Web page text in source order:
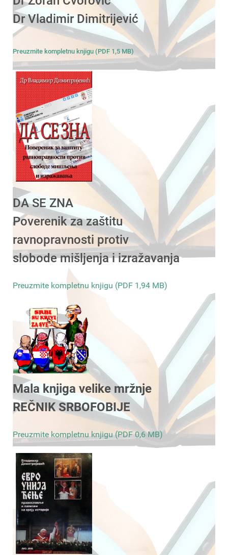
Dr Vladimir Dimitrijević
Preuzmite kompletnu knjigu (PDF 1,5 MB)
DA SE ZNA
Poverenik za zaštitu
ravnopravnosti protiv
slobode mišljenja i izražavanja
Preuzmite kompletnu knjigu (PDF 1,94 MB)
Mala knjiga velike mržnje
REČNIK SRBOFOBIJE
Preuzmite kompletnu knjigu (PDF 0,6 MB)